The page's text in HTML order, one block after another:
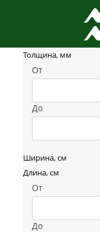
Фильтр товаров
Толщина, мм
От
До
Ширина, см
Длина, см
От
До